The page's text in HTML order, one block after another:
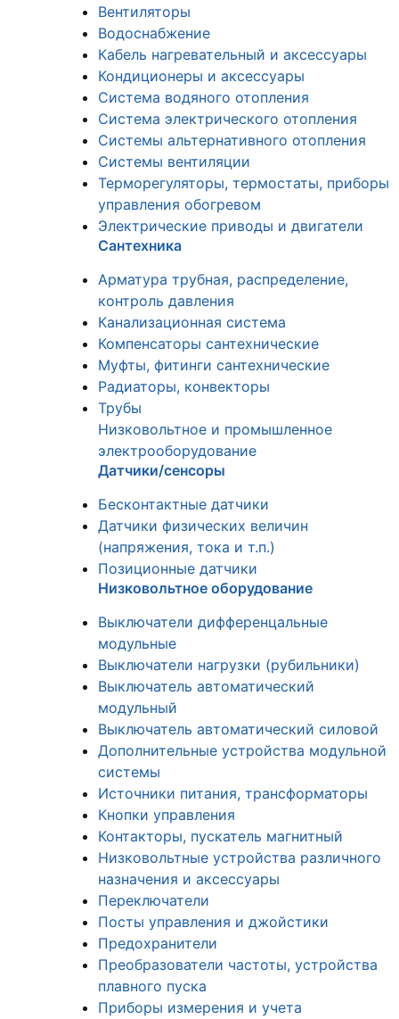
Вентиляторы
Водоснабжение
Кабель нагревательный и аксессуары
Кондиционеры и аксессуары
Система водяного отопления
Система электрического отопления
Системы альтернативного отопления
Системы вентиляции
Терморегуляторы, термостаты, приборы
управления обогревом
Электрические приводы и двигатели
Сантехника
Арматура трубная, распределение,
контроль давления
Канализационная система
Компенсаторы сантехнические
Муфты, фитинги сантехнические
Радиаторы, конвекторы
Трубы
Низковольтное и промышленное
электрооборудование
Датчики/сенсоры
Бесконтактные датчики
Датчики физических величин
(напряжения, тока и т.п.)
Позиционные датчики
Низковольтное оборудование
Выключатели дифференцальные
модульные
Выключатели нагрузки (рубильники)
Выключатель автоматический
модульный
Выключатель автоматический силовой
Дополнительные устройства модульной
системы
Источники питания, трансформаторы
Кнопки управления
Контакторы, пускатель магнитный
Низковольтные устройства различного
назначения и аксессуары
Переключатели
Посты управления и джойстики
Предохранители
Преобразователи частоты, устройства
плавного пуска
Приборы измерения и учета